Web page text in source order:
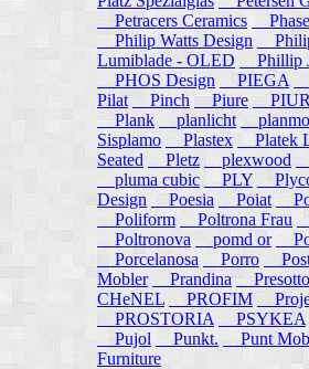
Petracers Ceramics
Philip Watts Design
Lumiblade - OLED
Phillip
PHOS Design
PIEGA
Pilat
Pinch Piure
Plank
planlicht
Sisplamo
Plastex Platek
Seated
Pletz plexwood
pluma cubic
PLY
Design
Poesia Poiat
Poliform
Poltrona Frau
Poltronova
pomd or
Porcelanosa
Porro
Mobler
Prandina Presotto
CHeNEL
PROFIM
PROSTORIA
PSYKEA
Pujol
Punkt. Punt
Furniture